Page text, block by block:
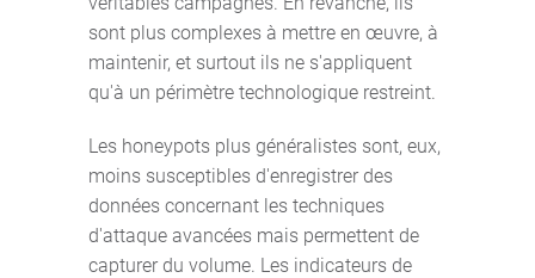
sont plus complexes à mettre en œuvre, à
maintenir, et surtout ils ne s'appliquent
qu'à un périmètre technologique restreint.
Les honeypots plus généralistes sont, eux,
moins susceptibles d'enregistrer des
données concernant les techniques
d'attaque avancées mais permettent de
capturer du volume. Les indicateurs de